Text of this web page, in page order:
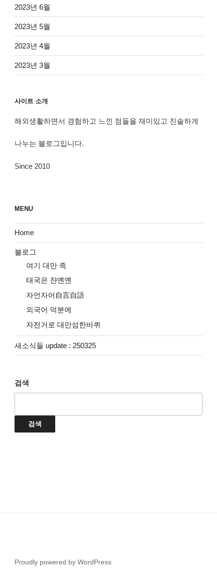
2023년 6월
2023년 5월
2023년 4월
2023년 3월
사이트 소개
해외생활하면서 경험하고 느낀 점들을 재미있고 진솔하게
나누는 블로그입니다.
Since 2010
MENU
Home
블로그
여기 대만 족
태국은 쟌옌옌
자언자어自言自語
외국어 덕분에
자전거로 대만섬한바퀴
새소식들 update : 250325
검색
검색
Proudly powered by WordPress